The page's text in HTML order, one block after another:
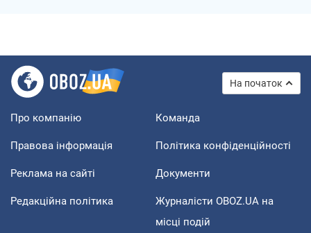
На початок
Про компанію Команда
Правова інформація Політика конфіденційності
Реклама на сайті Документи
Редакційна політика
Журналісти OBOZ.UA на
місці подій